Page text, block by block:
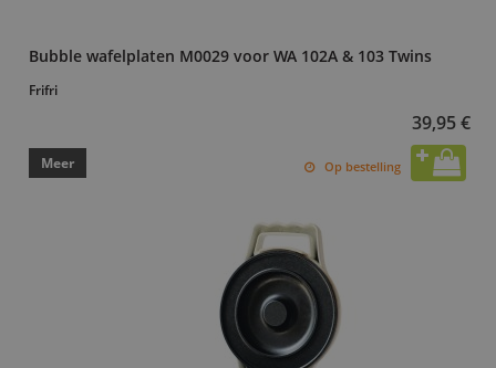
Bubble wafelplaten M0029 voor WA 102A & 103 Twins
Frifri
39,95 €
Meer Op bestelling